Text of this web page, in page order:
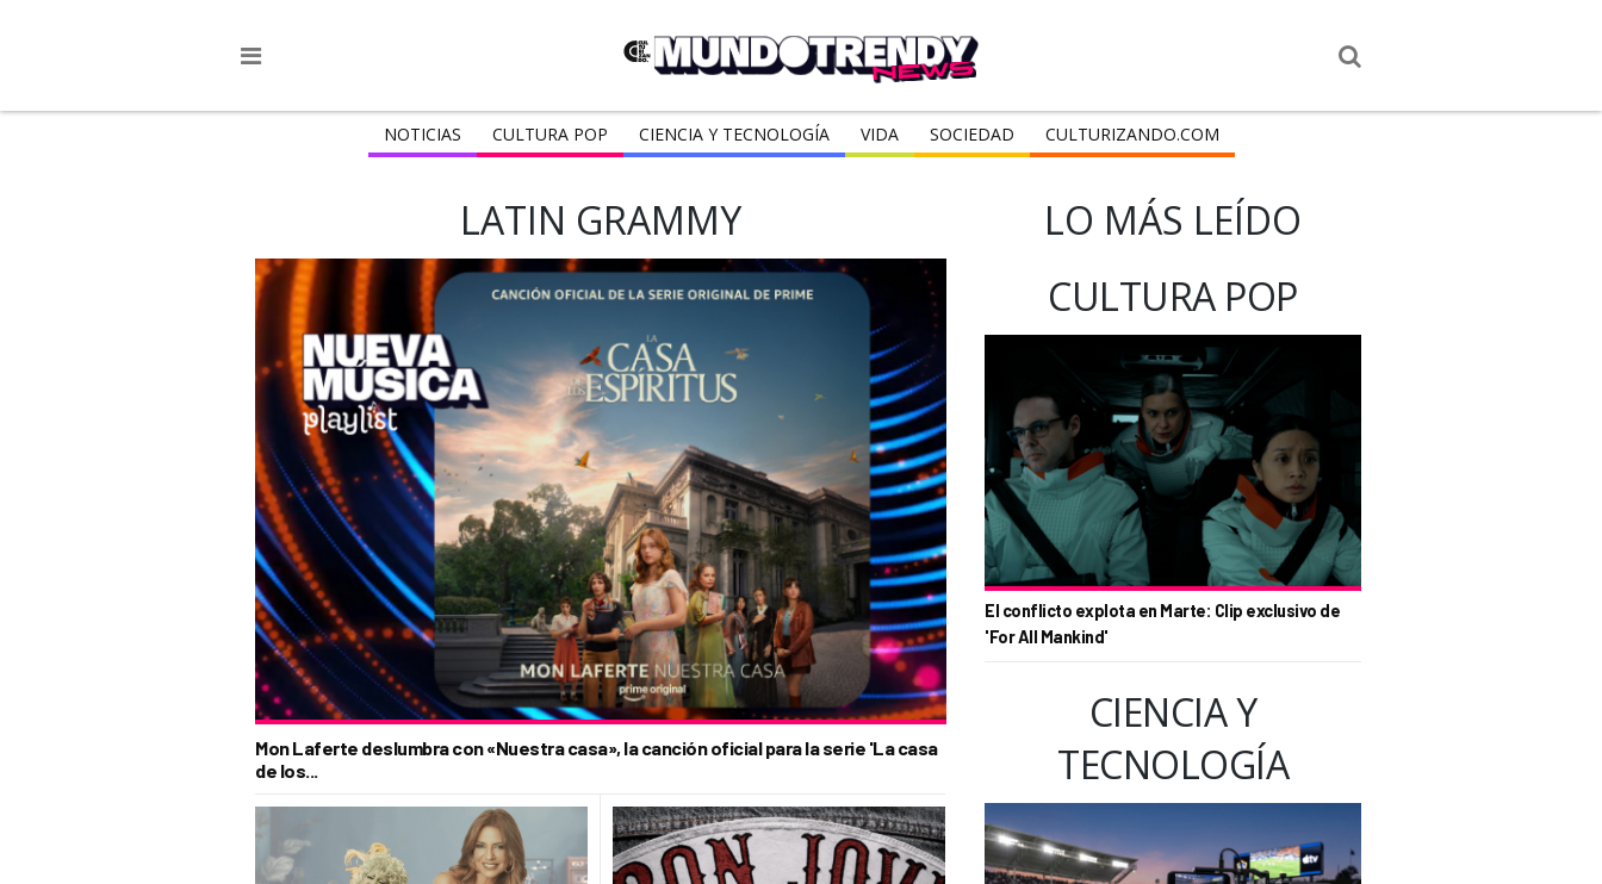
NOTICIAS CULTURA POP CIENCIA Y TECNOLOGÍA VIDA SOCIEDAD CULTURIZANDO.COM
LATIN GRAMMY
Mon Laferte deslumbra con «Nuestra casa», la canción oficial para la serie 'La casa
de los...
LO MÁS LEÍDO
CULTURA POP
El conflicto explota en Marte: Clip exclusivo de
'For All Mankind'
CIENCIA Y
TECNOLOGÍA